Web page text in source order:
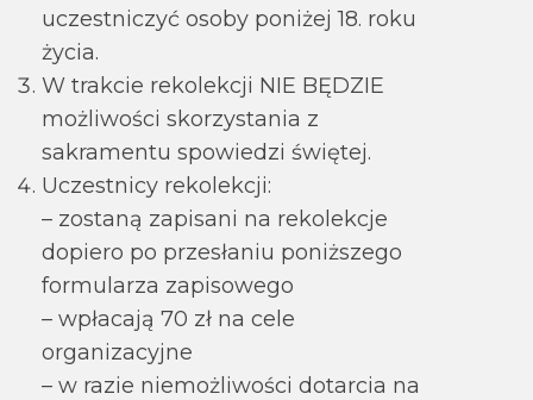
uczestniczyć osoby poniżej 18. roku
życia.
W trakcie rekolekcji NIE BĘDZIE
możliwości skorzystania z
sakramentu spowiedzi świętej.
Uczestnicy rekolekcji:
– zostaną zapisani na rekolekcje
dopiero po przesłaniu poniższego
formularza zapisowego
– wpłacają 70 zł na cele
organizacyjne
– w razie niemożliwości dotarcia na